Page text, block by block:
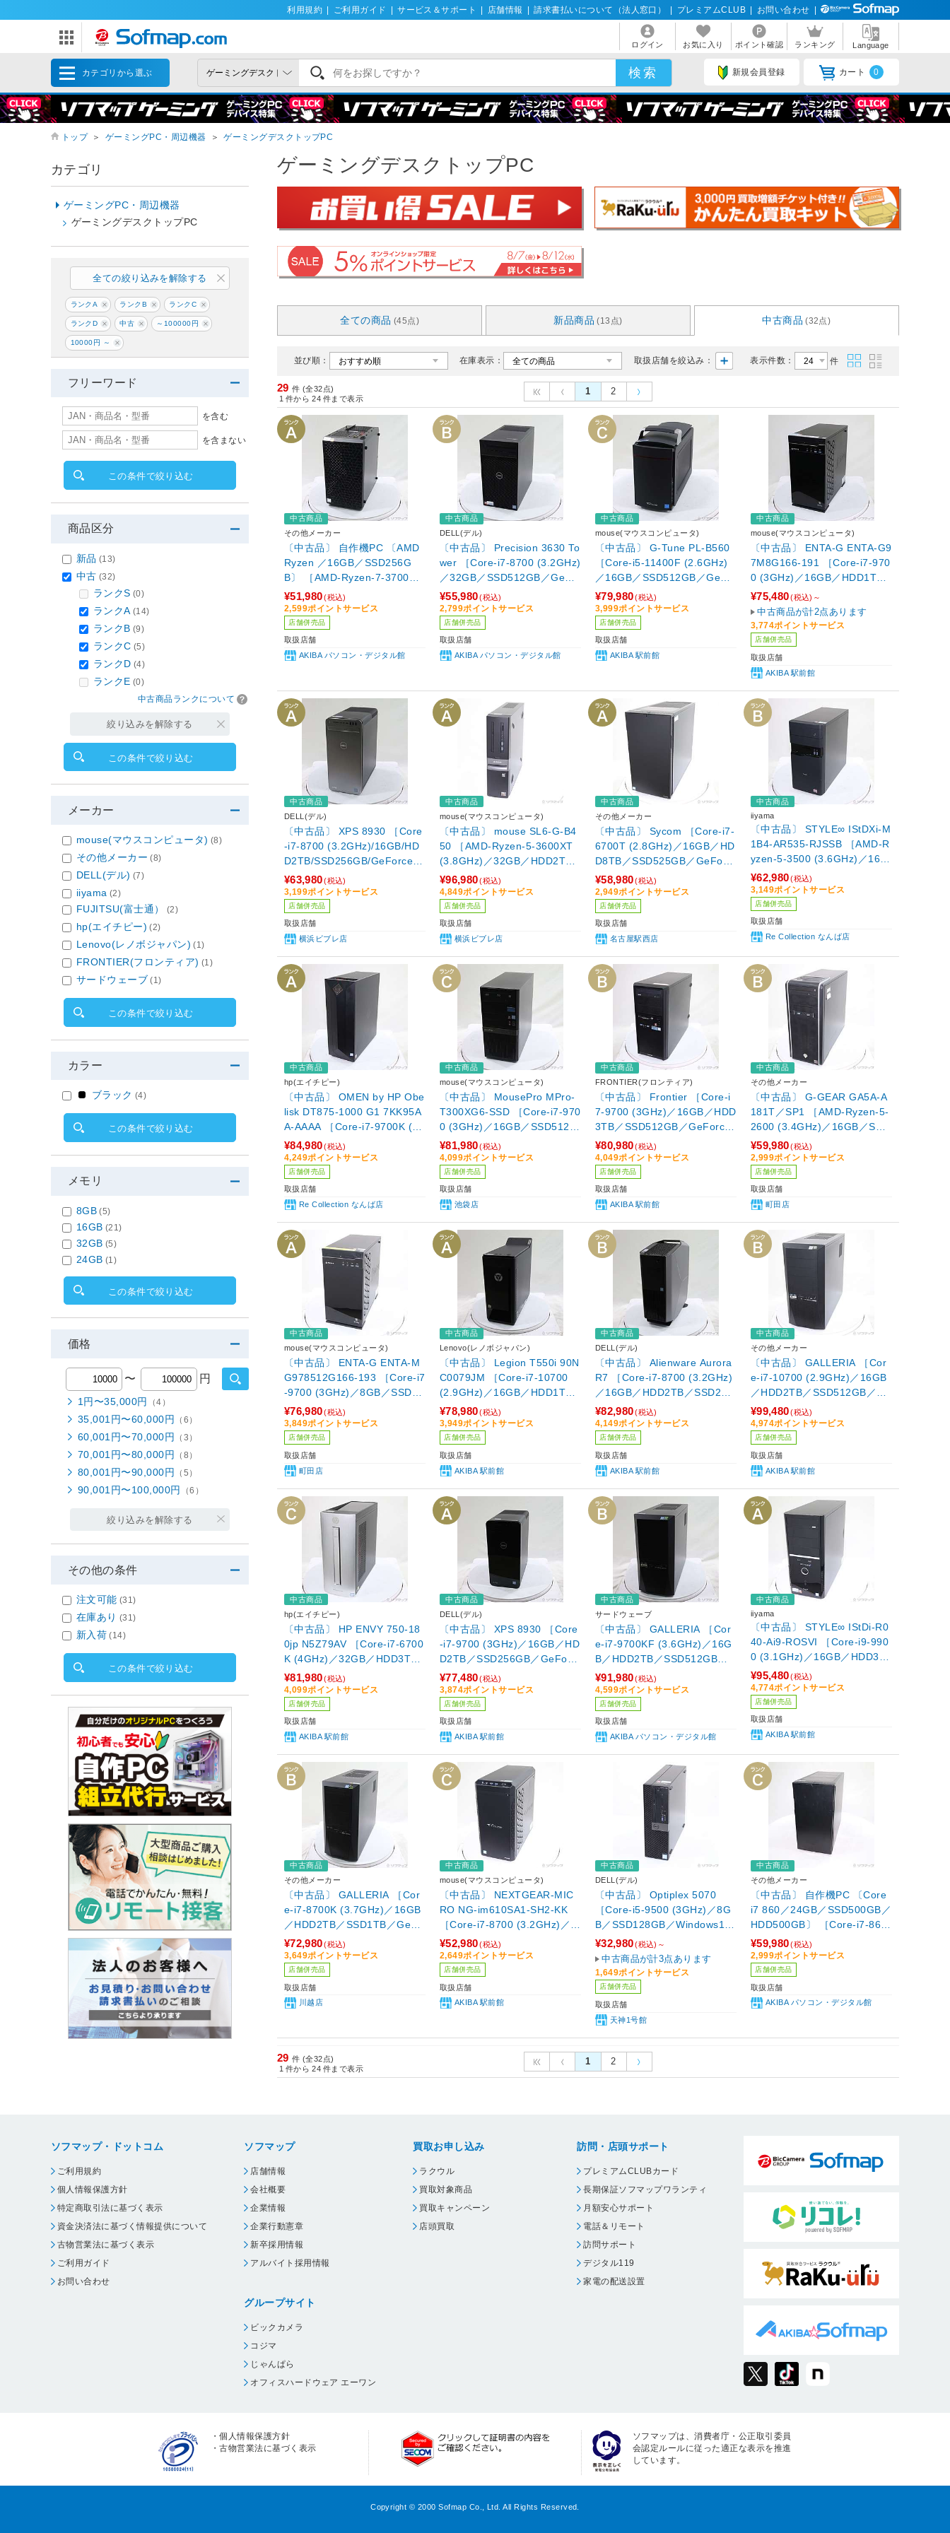
利用規約 ご利用ガイド サービス＆サポート 店舗情報 請求書払いについて（法人窓口） プレミアムCLUB お問い合わせ
ログイン お気に入り ポイント確認 ランキング Language
カテゴリから選ぶ 新規会員登録 カート 0
トップ ＞ ゲーミングPC・周辺機器 ＞ ゲーミングデスクトップPC
ゲーミングデスクトップPC
全ての商品 (45点) 新品商品 (13点) 中古商品 (32点)
並び順： 在庫表示： 表示件数： 件
取扱店舗を絞込み：
29 件 (全32点)
1 件から 24 件まで表示
1 2
中古商品
その他メーカー
〔中古品〕 自作機PC 〔AMD
Ryzen ／16GB／SSD256G
B〕 ［AMD-Ryzen-7-3700X
(3.6GHz)／16GB／SSD256G
B／GeForce GTX 1050Ti(4G
B)／Windows11 Pro MAR］
¥51,980(税込)
2,599ポイントサービス
店舗併売品
取扱店舗
AKIBA パソコン・デジタル館
中古商品
DELL(デル)
〔中古品〕 Precision 3630 To
wer ［Core-i7-8700 (3.2GHz)
／32GB／SSD512GB／GeFo
rce GTX 1060(6GB)／Windo
ws11 Pro(アップグレード済
み)］
¥55,980(税込)
2,799ポイントサービス
店舗併売品
取扱店舗
AKIBA パソコン・デジタル館
中古商品
mouse(マウスコンピュータ)
〔中古品〕 G-Tune PL-B560
［Core-i5-11400F (2.6GHz)
／16GB／SSD512GB／GeFo
rce GTX 1650(4GB)／Windo
ws11 Home］
¥79,980(税込)
3,999ポイントサービス
店舗併売品
取扱店舗
AKIBA 駅前館
中古商品
mouse(マウスコンピュータ)
〔中古品〕 ENTA-G ENTA-G9
7M8G166-191 ［Core-i7-970
0 (3GHz)／16GB／HDD1TB
／SSD240GB／GeForce GTX
1660(6GB)／Windows11 Ho
me(UP済)］
¥75,480(税込)～
中古商品が計2点あります
3,774ポイントサービス
店舗併売品
取扱店舗
AKIBA 駅前館
中古商品
DELL(デル)
〔中古品〕 XPS 8930 ［Core
-i7-8700 (3.2GHz)/16GB/HD
D2TB/SSD256GB/GeForce G
TX 1660 Super(6GB)/Window
s10 Home(64ビット)］
¥63,980(税込)
3,199ポイントサービス
店舗併売品
取扱店舗
横浜ビブレ店
中古商品
mouse(マウスコンピュータ)
〔中古品〕 mouse SL6-G-B4
50 ［AMD-Ryzen-5-3600XT
(3.8GHz)／32GB／HDD2TB
／SSD256GB／GeForce GTX
1650(4GB)／Windows11 Ho
me(UP済)］
¥96,980(税込)
4,849ポイントサービス
店舗併売品
取扱店舗
横浜ビブレ店
中古商品
その他メーカー
〔中古品〕 Sycom ［Core-i7-
6700T (2.8GHz)／16GB／HD
D8TB／SSD525GB／GeForc
e GTX 1070(8GB)／Windows
10 Home(64ビット)］
¥58,980(税込)
2,949ポイントサービス
店舗併売品
取扱店舗
名古屋駅西店
中古商品
iiyama
〔中古品〕 STYLE∞ IStDXi-M
1B4-AR535-RJSSB ［AMD-R
yzen-5-3500 (3.6GHz)／16G
B／HDD1TB／SSD500GB／G
eForce GTX 1660 Super(6G
B)／Windows11 Home］
¥62,980(税込)
3,149ポイントサービス
店舗併売品
取扱店舗
Re Collection なんば店
中古商品
hp(エイチピー)
〔中古品〕 OMEN by HP Obe
lisk DT875-1000 G1 7KK95A
A-AAAA ［Core-i7-9700K (3.
6GHz)／16GB／HDD2TB／S
SD256GB／GeForce RTX 20
60 SUPER(8GB)／Windows1
1 Pro］
¥84,980(税込)
4,249ポイントサービス
店舗併売品
取扱店舗
Re Collection なんば店
中古商品
mouse(マウスコンピュータ)
〔中古品〕 MousePro MPro-
T300XG6-SSD ［Core-i7-970
0 (3GHz)／16GB／SSD512G
B／GeForce GTX 1660(6GB)
／Windows11 Pro MAR］
¥81,980(税込)
4,099ポイントサービス
店舗併売品
取扱店舗
池袋店
中古商品
FRONTIER(フロンティア)
〔中古品〕 Frontier ［Core-i
7-9700 (3GHz)／16GB／HDD
3TB／SSD512GB／GeForce
RTX 2060(6GB)／Windows1
0 Home(64ビット)］
¥80,980(税込)
4,049ポイントサービス
店舗併売品
取扱店舗
AKIBA 駅前館
中古商品
その他メーカー
〔中古品〕 G-GEAR GA5A-A
181T／SP1 ［AMD-Ryzen-5-
2600 (3.4GHz)／16GB／SSD
500GB／GeForce GTX 1660
Ti(6GB)／Windows10 Home
(64ビット)］
¥59,980(税込)
2,999ポイントサービス
店舗併売品
取扱店舗
町田店
中古商品
mouse(マウスコンピュータ)
〔中古品〕 ENTA-G ENTA-M
G978512G166-193 ［Core-i7
-9700 (3GHz)／8GB／SSD51
2GB／GeForce GTX 1660(6
GB)／Windows11 Home(アッ
プグレード済み)］
¥76,980(税込)
3,849ポイントサービス
店舗併売品
取扱店舗
町田店
中古商品
Lenovo(レノボジャパン)
〔中古品〕 Legion T550i 90N
C0079JM ［Core-i7-10700
(2.9GHz)／16GB／HDD1TB
／HDD1TB／GeForce GTX 1
650 Super(4GB)／Windows1
1 Home］
¥78,980(税込)
3,949ポイントサービス
店舗併売品
取扱店舗
AKIBA 駅前館
中古商品
DELL(デル)
〔中古品〕 Alienware Aurora
R7 ［Core-i7-8700 (3.2GHz)
／16GB／HDD2TB／SSD256
GB／GeForce GTX 1080Ti(1
1GB)／Windows10 Home］
¥82,980(税込)
4,149ポイントサービス
店舗併売品
取扱店舗
AKIBA 駅前館
中古商品
その他メーカー
〔中古品〕 GALLERIA ［Cor
e-i7-10700 (2.9GHz)／16GB
／HDD2TB／SSD512GB／Ge
Force RTX 2070 SUPER(8G
B)／Windows11 Home］
¥99,480(税込)
4,974ポイントサービス
店舗併売品
取扱店舗
AKIBA 駅前館
中古商品
hp(エイチピー)
〔中古品〕 HP ENVY 750-18
0jp N5Z79AV ［Core-i7-6700
K (4GHz)／32GB／HDD3TB
／SSD1TB／GeForce GTX 9
80Ti(6GB)／Windows10 Hom
e(64ビット)］
¥81,980(税込)
4,099ポイントサービス
店舗併売品
取扱店舗
AKIBA 駅前館
中古商品
DELL(デル)
〔中古品〕 XPS 8930 ［Core
-i7-9700 (3GHz)／16GB／HD
D2TB／SSD256GB／GeForc
e GTX 1650(4GB)／Windows
11 Pro］
¥77,480(税込)
3,874ポイントサービス
店舗併売品
取扱店舗
AKIBA 駅前館
中古商品
サードウェーブ
〔中古品〕 GALLERIA ［Cor
e-i7-9700KF (3.6GHz)／16G
B／HDD2TB／SSD512GB／G
eForce RTX 2070 SUPER(8G
B)／Windows11 Home］
¥91,980(税込)
4,599ポイントサービス
店舗併売品
取扱店舗
AKIBA パソコン・デジタル館
中古商品
iiyama
〔中古品〕 STYLE∞ IStDi-R0
40-Ai9-ROSVI ［Core-i9-990
0 (3.1GHz)／16GB／HDD3T
B／SSD500GB／GeForce RT
X 2060(6GB)／Windows11 Pr
o(UP済)］
¥95,480(税込)
4,774ポイントサービス
店舗併売品
取扱店舗
AKIBA 駅前館
中古商品
その他メーカー
〔中古品〕 GALLERIA ［Cor
e-i7-8700K (3.7GHz)／16GB
／HDD2TB／SSD1TB／GeFo
rce GTX 1070Ti(8GB)／Wind
ows11 Home(UP済み)］
¥72,980(税込)
3,649ポイントサービス
店舗併売品
取扱店舗
川越店
中古商品
mouse(マウスコンピュータ)
〔中古品〕 NEXTGEAR-MIC
RO NG-im610SA1-SH2-KK
［Core-i7-8700 (3.2GHz)／1
6GB／HDD2TB／SSD240GB
／GeForce GTX 1060(3GB)
／Windows11 Home(UP済)］
¥52,980(税込)
2,649ポイントサービス
店舗併売品
取扱店舗
AKIBA 駅前館
中古商品
DELL(デル)
〔中古品〕 Optiplex 5070
［Core-i5-9500 (3GHz)／8G
B／SSD128GB／Windows11
Pro(アップグレード済み)］
¥32,980(税込)～
中古商品が計3点あります
1,649ポイントサービス
店舗併売品
取扱店舗
天神1号館
中古商品
その他メーカー
〔中古品〕 自作機PC 〔Core
i7 860／24GB／SSD500GB／
HDD500GB〕 ［Core-i7-860
(2.8GHz)／24GB／HDD500G
B／SSD500GB／GeForce GT
X 1080Ti(11GB)／Windows10
Home］
¥59,980(税込)
2,999ポイントサービス
店舗併売品
取扱店舗
AKIBA パソコン・デジタル館
29 件 (全32点)
1 件から 24 件まで表示
1 2
カテゴリ
ゲーミングPC・周辺機器
ゲーミングデスクトップPC
全ての絞り込みを解除する
ランクA ランクB ランクC
ランクD 中古 ～100000円
10000円 ～
フリーワード
を含む
を含まない
この条件で絞り込む
商品区分
新品 (13)
中古 (32)
ランクS (0)
ランクA (14)
ランクB (9)
ランクC (5)
ランクD (4)
ランクE (0)
中古商品ランクについて
絞り込みを解除する
この条件で絞り込む
メーカー
mouse(マウスコンピュータ) (8)
その他メーカー (8)
DELL(デル) (7)
iiyama (2)
FUJITSU(富士通） (2)
hp(エイチピー) (2)
Lenovo(レノボジャパン) (1)
FRONTIER(フロンティア) (1)
サードウェーブ (1)
この条件で絞り込む
カラー
ブラック (4)
この条件で絞り込む
メモリ
8GB (5)
16GB (21)
32GB (5)
24GB (1)
この条件で絞り込む
価格
〜 円
1円〜35,000円 （4）
35,001円〜60,000円 （6）
60,001円〜70,000円 （3）
70,001円〜80,000円 （8）
80,001円〜90,000円 （5）
90,001円〜100,000円 （6）
絞り込みを解除する
その他の条件
注文可能 (31)
在庫あり (31)
新入荷 (14)
この条件で絞り込む
ソフマップ・ドットコム
ご利用規約
個人情報保護方針
特定商取引法に基づく表示
資金決済法に基づく情報提供について
古物営業法に基づく表示
ご利用ガイド
お問い合わせ
ソフマップ
店舗情報
会社概要
企業情報
企業行動憲章
新卒採用情報
アルバイト採用情報
グループサイト
ビックカメラ
コジマ
じゃんぱら
オフィスハードウェア エーワン
買取お申し込み
ラクウル
買取対象商品
買取キャンペーン
店頭買取
訪問・店頭サポート
プレミアムCLUBカード
長期保証ソフマップワランティ
月額安心サポート
電話＆リモート
訪問サポート
デジタル119
家電の配送設置
・個人情報保護方針
・古物営業法に基づく表示
ソフマップは、消費者庁・公正取引委員
会認定ルールに従った適正な表示を推進
しています。
Copyright © 2000 Sofmap Co., Ltd. All Rights Reserved.